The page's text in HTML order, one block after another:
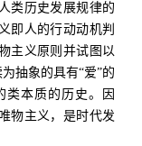
类历史发展规律的
即人的行动动机判
主义原则并试图以
抽象的具有“爱”的
类本质的历史。因
物主义，是时代发